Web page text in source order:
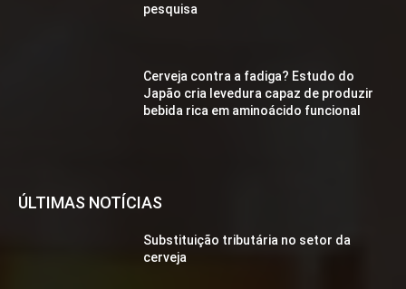
pesquisa
Cerveja contra a fadiga? Estudo do
Japão cria levedura capaz de produzir
bebida rica em aminoácido funcional
ÚLTIMAS NOTÍCIAS
Substituição tributária no setor da
cerveja